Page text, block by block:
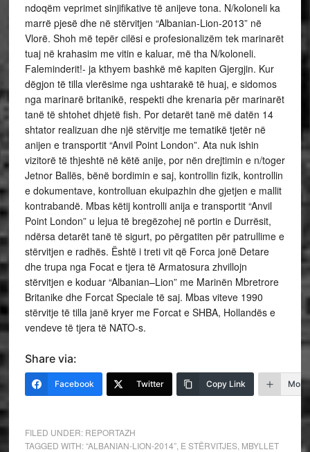
ndoqëm veprimet sinjifikative të anijeve tona. N/koloneli ka
marrë pjesë dhe në stërvitjen “Albanian-Lion-2013” në
Vlorë. Shoh më tepër cilësi e profesionalizëm tek marinarët
tuaj në krahasim me vitin e kaluar, më tha N/koloneli.
Faleminderit!- ja kthyem bashkë më kapiten Gjergjin. Kur
dëgjon të tilla vlerësime nga ushtarakë të huaj, e sidomos
nga marinarë britanikë, respekti dhe krenaria për marinarët
tanë të shtohet dhjetë fish. Por detarët tanë më datën 14
shtator realizuan dhe një stërvitje me tematikë tjetër në
anijen e transportit “Anvil Point London”. Ata nuk ishin
vizitorë të thjeshtë në këtë anije, por nën drejtimin e n/toger
Jetnor Ballës, bënë bordimin e saj, kontrollin fizik, kontrollin
e dokumentave, kontrolluan ekuipazhin dhe gjetjen e mallit
kontrabandë. Mbas këtij kontrolli anija e transportit “Anvil
Point London” u lejua të bregëzohej në portin e Durrësit,
ndërsa detarët tanë të sigurt, po përgatiten për patrullime e
stërvitjen e radhës. Është i treti vit që Forca jonë Detare
dhe trupa nga Focat e tjera të Armatosura zhvillojn
stërvitjen e koduar “Albanian–Lion” me Marinën Mbretrore
Britanike dhe Forcat Speciale të saj. Mbas viteve 1990
stërvitje të tilla janë kryer me Forcat e SHBA, Hollandës e
vendeve të tjera të NATO-s.
Share via:
Facebook Twitter Copy Link More
FILED UNDER: REPORTAZH
TAGGED WITH:“ALBANIAN-LION-2014”, E STËRVITJES, MBYLLET